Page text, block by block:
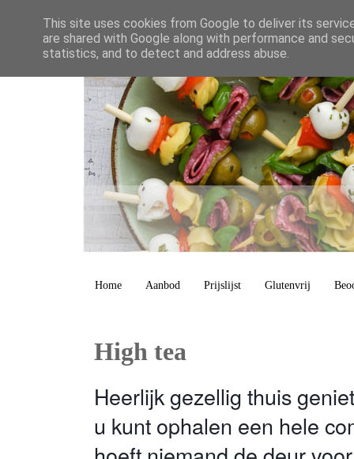
Home Aanbod Prijslijst Glutenvrij
High tea
Heerlijk gezellig thuis
u kunt ophalen een hele
This site uses cookies from Google to deliver its
are shared with Google along with performance and
statistics, and to detect and address abuse.